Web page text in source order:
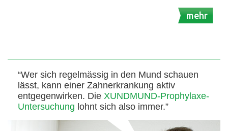
mehr
“Wer sich regelmässig in den Mund schauen
lässt, kann einer Zahnerkrankung aktiv
entgegenwirken. Die XUNDMUND-Prophylaxe-
Untersuchung lohnt sich also immer.”